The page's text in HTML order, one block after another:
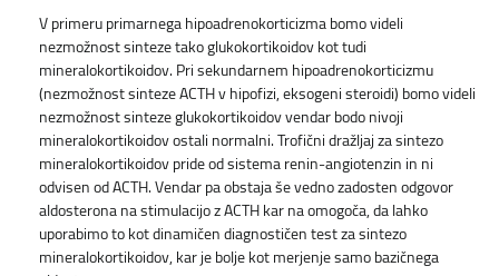
V primeru primarnega hipoadrenokorticizma bomo videli
nezmožnost sinteze tako glukokortikoidov kot tudi
mineralokortikoidov. Pri sekundarnem hipoadrenokorticizmu
(nezmožnost sinteze ACTH v hipofizi, eksogeni steroidi) bomo videli
nezmožnost sinteze glukokortikoidov vendar bodo nivoji
mineralokortikoidov ostali normalni. Trofični dražljaj za sintezo
mineralokortikoidov pride od sistema renin-angiotenzin in ni
odvisen od ACTH. Vendar pa obstaja še vedno zadosten odgovor
aldosterona na stimulacijo z ACTH kar na omogoča, da lahko
uporabimo to kot dinamičen diagnostičen test za sintezo
mineralokortikoidov, kar je bolje kot merjenje samo bazičnega